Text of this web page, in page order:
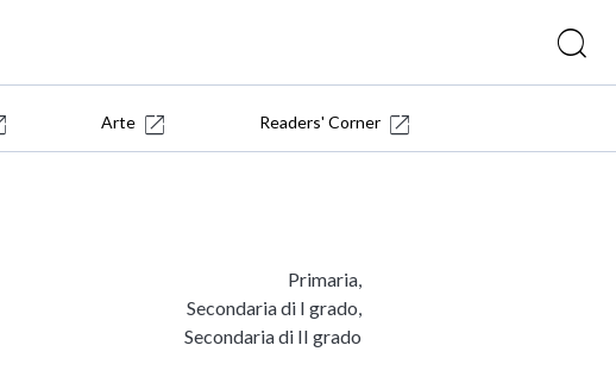
Arte Readers' Corner
Primaria,
Secondaria di I grado,
Secondaria di II grado